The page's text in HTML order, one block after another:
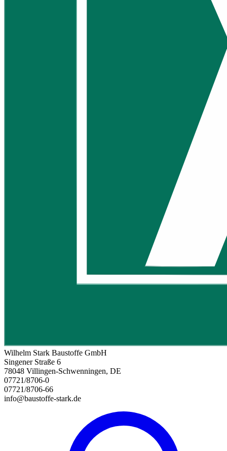
Wilhelm Stark Baustoffe GmbH
Singener Straße 6
78048 Villingen-Schwenningen, DE
07721/8706-0
07721/8706-66
info@baustoffe-stark.de